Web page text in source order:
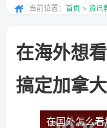
当前位置： 首页 > 资讯
在海外想
搞定加拿
在国外怎么